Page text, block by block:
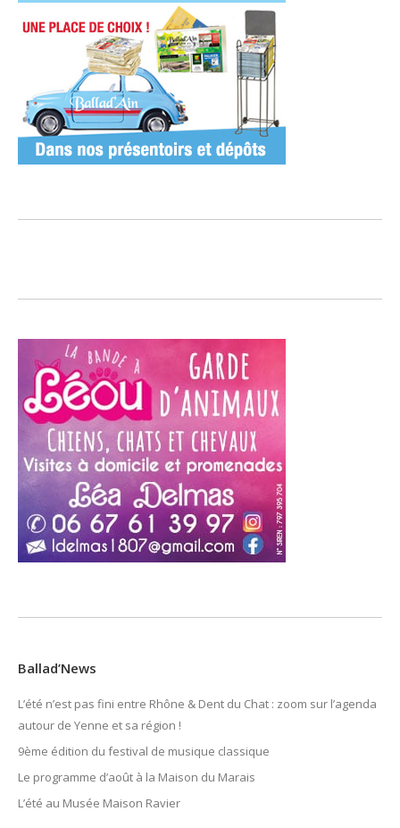
Ballad’News
L’été n’est pas fini entre Rhône & Dent du Chat : zoom sur l’agenda
autour de Yenne et sa région !
9ème édition du festival de musique classique
Le programme d’août à la Maison du Marais
L’été au Musée Maison Ravier